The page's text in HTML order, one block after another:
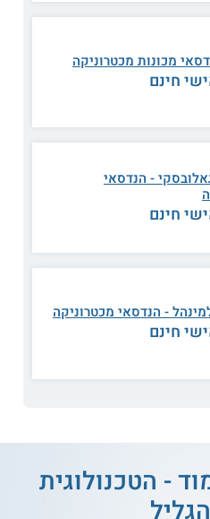
חוזק חומרים
אנגלית טכנית
מערכות בקרה
תורת החומרים
מכונות מכטרוניקה
חינם
- הנדסאי
חינם
- הנדסאי מכטרוניקה
חינם
- הטכנולוגית